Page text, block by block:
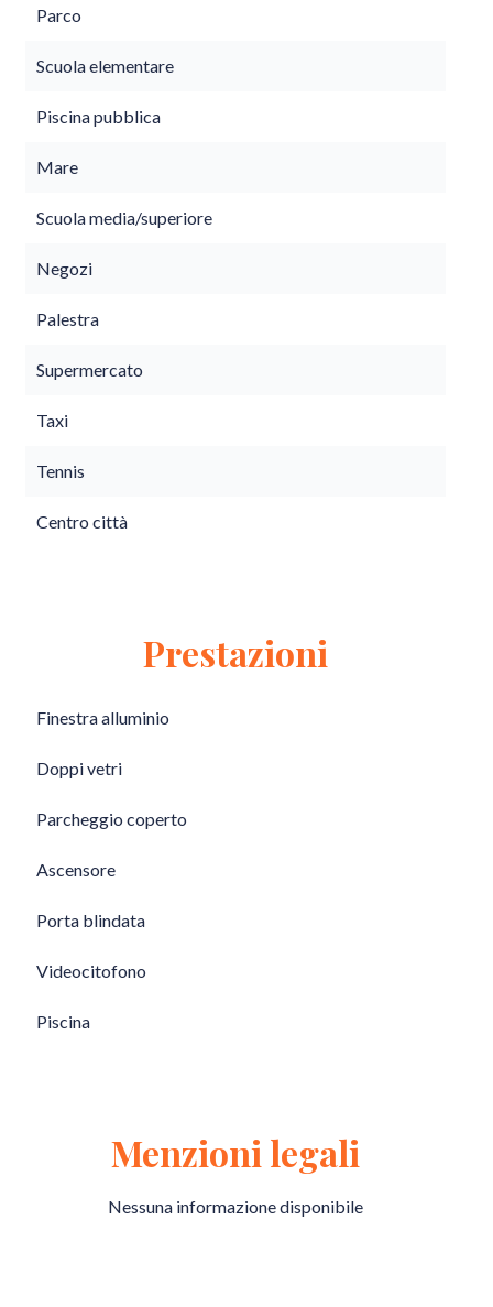
Parco
Scuola elementare
Piscina pubblica
Mare
Scuola media/superiore
Negozi
Palestra
Supermercato
Taxi
Tennis
Centro città
Prestazioni
Finestra alluminio
Doppi vetri
Parcheggio coperto
Ascensore
Porta blindata
Videocitofono
Piscina
Menzioni legali
Nessuna informazione disponibile